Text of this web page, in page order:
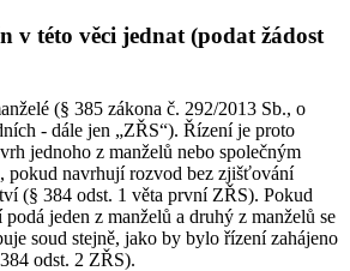
v této věci jednat (podat žádost
(§ 385 zákona č. 292/2013 Sb., o
- dále jen „ZŘS“). Řízení je proto
jednoho z manželů nebo společným
pokud navrhují rozvod bez zjišťování
(§ 384 odst. 1 věta první ZŘS). Pokud
jeden z manželů a druhý z manželů se
soud stejně, jako by bylo řízení zahájeno
odst. 2 ZŘS).